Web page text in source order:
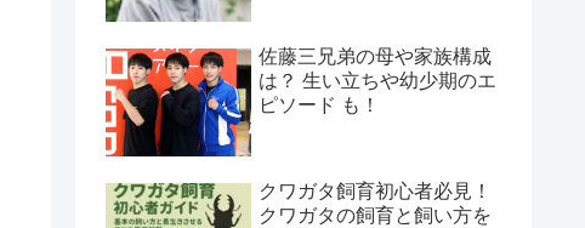
佐藤三兄弟の母や家族構成
は？ 生い立ちや幼少期のエ
ピソード も！
クワガタ飼育初心者必見！
クワガタの飼育と飼い方を